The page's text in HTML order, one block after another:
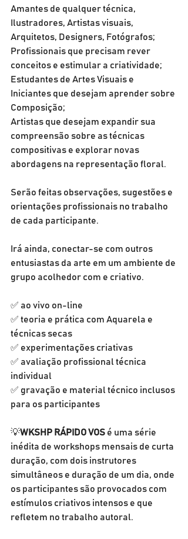
Amantes de qualquer técnica,
Ilustradores, Artistas visuais,
Arquitetos, Designers, Fotógrafos;
Profissionais que precisam rever
conceitos e estimular a criatividade;
Estudantes de Artes Visuais e
Iniciantes que desejam aprender sobre
Composição;
Artistas que desejam expandir sua
compreensão sobre as técnicas
compositivas e explorar novas
abordagens na representação floral.
Serão feitas observações, sugestões e
orientações profissionais no trabalho
de cada participante.
Irá ainda, conectar-se com outros
entusiastas da arte em um ambiente de
grupo acolhedor com e criativo.
✅ ao vivo on-line
✅ teoria e prática com Aquarela e
técnicas secas
✅ experimentações criativas
✅ avaliação profissional técnica
individual
✅ gravação e material técnico inclusos
para os participantes
💡WKSHP RÁPIDO VOS é uma série
inédita de workshops mensais de curta
duração, com dois instrutores
simultâneos e duração de um dia, onde
os participantes são provocados com
estímulos criativos intensos e que
refletem no trabalho autoral.